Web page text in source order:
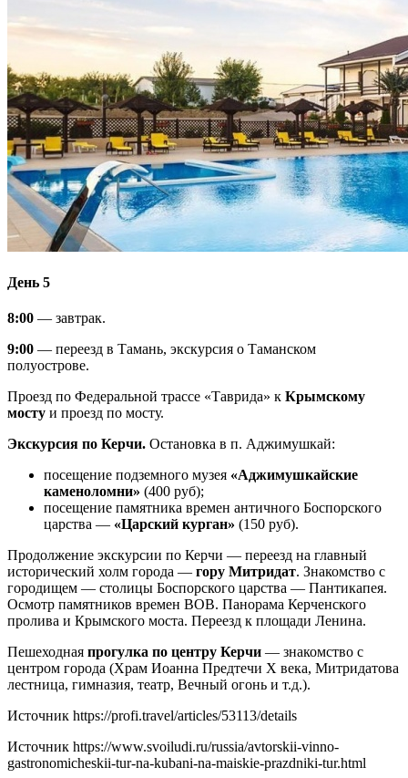
День 5
8:00 — завтрак.
9:00 — переезд в Тамань, экскурсия о Таманском
полуострове.
Проезд по Федеральной трассе «Таврида» к Крымскому
мосту и проезд по мосту.
Экскурсия по Керчи. Остановка в п. Аджимушкай:
посещение подземного музея «Аджимушкайские
каменоломни» (400 руб);
посещение памятника времен античного Боспорского
царства — «Царский курган» (150 руб).
Продолжение экскурсии по Керчи — переезд на главный
исторический холм города — гору Митридат. Знакомство с
городищем — столицы Боспорского царства — Пантикапея.
Осмотр памятников времен ВОВ. Панорама Керченского
пролива и Крымского моста. Переезд к площади Ленина.
Пешеходная прогулка по центру Керчи — знакомство с
центром города (Храм Иоанна Предтечи Х века, Митридатова
лестница, гимназия, театр, Вечный огонь и т.д.).
Источник https://profi.travel/articles/53113/details
Источник https://www.svoiludi.ru/russia/avtorskii-vinno-
gastronomicheskii-tur-na-kubani-na-maiskie-prazdniki-tur.html